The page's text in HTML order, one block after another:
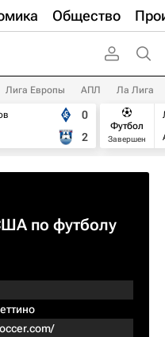
Общество
Лига Европы АПЛ Ла Лига
0
2
Футбол
Завершен
по футболу